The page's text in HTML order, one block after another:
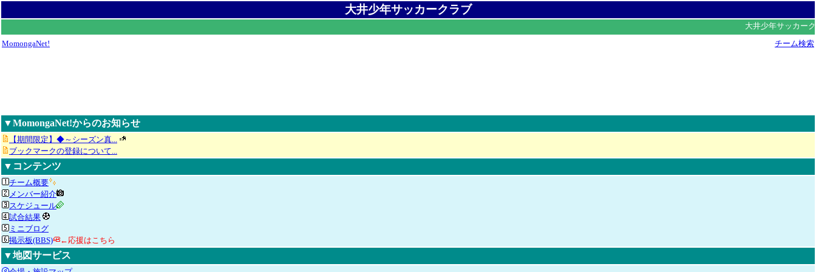
大井少年サッカークラブ
大井少年サッカー
MomongaNet!
チーム検索
▼MomongaNet!からのお知らせ
【期間限定】◆～シーズン真...
ブックマークの登録について...
▼コンテンツ
チーム概要
メンバー紹介
スケジュール
試合結果
ミニブログ
掲示板(BBS)
←応援はこちら
▼地図サービス